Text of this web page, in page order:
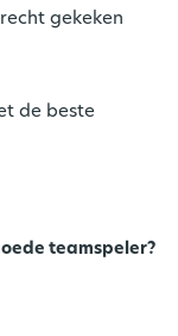
gekeken
de beste
teamspeler?